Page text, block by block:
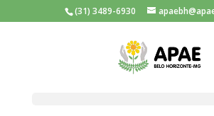
(31) 3489-6930